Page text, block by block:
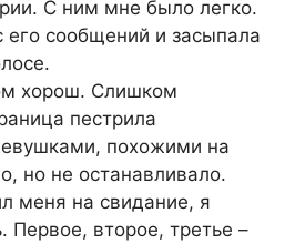
С ним мне было легко.
его сообщений и засыпала
хорош. Слишком
пестрила
похожими на
но не останавливало.
меня на свидание, я
Первое, второе, третье –